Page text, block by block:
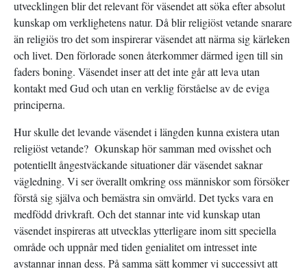
utvecklingen blir det relevant för väsendet att söka efter absolut
kunskap om verklighetens natur. Då blir religiöst vetande snarare
än religiös tro det som inspirerar väsendet att närma sig kärleken
och livet. Den förlorade sonen återkommer därmed igen till sin
faders boning. Väsendet inser att det inte går att leva utan
kontakt med Gud och utan en verklig förståelse av de eviga
principerna.
Hur skulle det levande väsendet i längden kunna existera utan
religiöst vetande? Okunskap hör samman med ovisshet och
potentiellt ångestväckande situationer där väsendet saknar
vägledning. Vi ser överallt omkring oss människor som försöker
förstå sig själva och bemästra sin omvärld. Det tycks vara en
medfödd drivkraft. Och det stannar inte vid kunskap utan
väsendet inspireras att utvecklas ytterligare inom sitt speciella
område och uppnår med tiden genialitet om intresset inte
avstannar innan dess. På samma sätt kommer vi successivt att